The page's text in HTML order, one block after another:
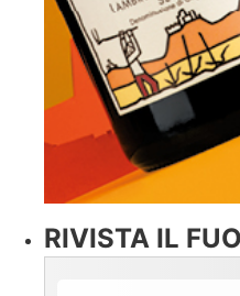
RIVISTA IL